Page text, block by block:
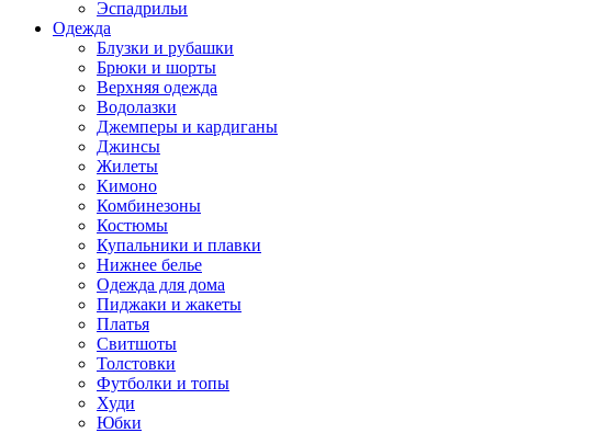
Эспадрильи
Одежда
Блузки и рубашки
Брюки и шорты
Верхняя одежда
Водолазки
Джемперы и кардиганы
Джинсы
Жилеты
Кимоно
Комбинезоны
Костюмы
Купальники и плавки
Нижнее белье
Одежда для дома
Пиджаки и жакеты
Платья
Свитшоты
Толстовки
Футболки и топы
Худи
Юбки